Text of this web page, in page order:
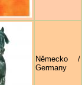
Německo /
Germany